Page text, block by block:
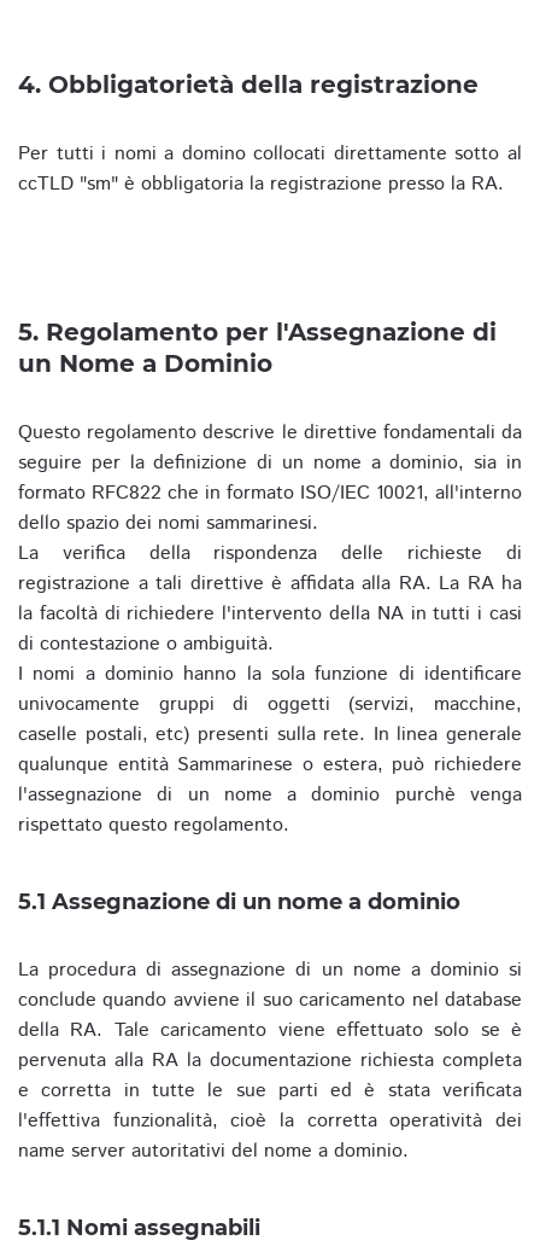
4. Obbligatorietà della registrazione
Per tutti i nomi a domino collocati direttamente sotto al
ccTLD "sm" è obbligatoria la registrazione presso la RA.
5. Regolamento per l'Assegnazione di
un Nome a Dominio
Questo regolamento descrive le direttive fondamentali da
seguire per la definizione di un nome a dominio, sia in
formato RFC822 che in formato ISO/IEC 10021, all'interno
dello spazio dei nomi sammarinesi.
La verifica della rispondenza delle richieste di
registrazione a tali direttive è affidata alla RA. La RA ha
la facoltà di richiedere l'intervento della NA in tutti i casi
di contestazione o ambiguità.
I nomi a dominio hanno la sola funzione di identificare
univocamente gruppi di oggetti (servizi, macchine,
caselle postali, etc) presenti sulla rete. In linea generale
qualunque entità Sammarinese o estera, può richiedere
l'assegnazione di un nome a dominio purchè venga
rispettato questo regolamento.
5.1 Assegnazione di un nome a dominio
La procedura di assegnazione di un nome a dominio si
conclude quando avviene il suo caricamento nel database
della RA. Tale caricamento viene effettuato solo se è
pervenuta alla RA la documentazione richiesta completa
e corretta in tutte le sue parti ed è stata verificata
l'effettiva funzionalità, cioè la corretta operatività dei
name server autoritativi del nome a dominio.
5.1.1 Nomi assegnabili